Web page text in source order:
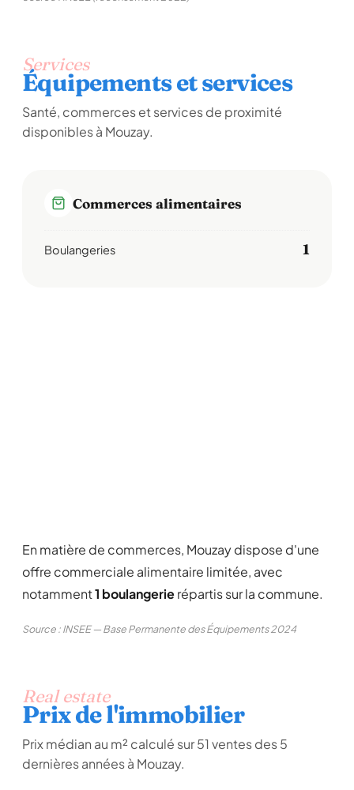
Services
Équipements et services
Santé, commerces et services de proximité
disponibles à Mouzay.
Commerces alimentaires
Boulangeries 1
En matière de commerces, Mouzay dispose d'une
offre commerciale alimentaire limitée, avec
notamment1 boulangerierépartis sur la commune.
Source : INSEE — Base Permanente des Équipements 2024
Real estate
Prix de l'immobilier
Prix médian au m² calculé sur 51 ventes des 5
dernières années à Mouzay.